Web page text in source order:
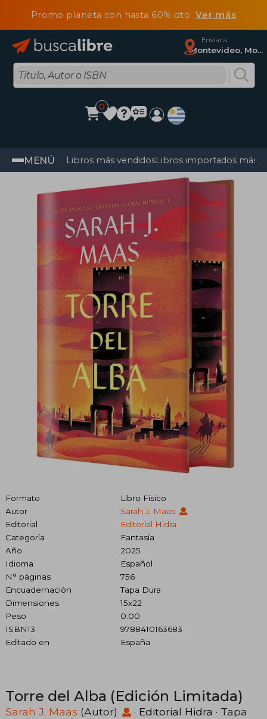
Promo planeta con hasta 60% dtoVer más
Enviar a
Montevideo, Montevideo
0
MENÚ Libros más vendidosLibros importados más
Formato
Libro Físico
Autor
Sarah J. Maas
Editorial
Editorial Hidra
Categoría
Fantasía
Año
2025
Idioma
Español
N° páginas
756
Encuadernación
Tapa Dura
Dimensiones
15x22
Peso
0.00
ISBN13
9788410163683
Editado en
España
Torre del Alba (Edición Limitada)
Sarah J. Maas (Autor) · Editorial Hidra · Tapa